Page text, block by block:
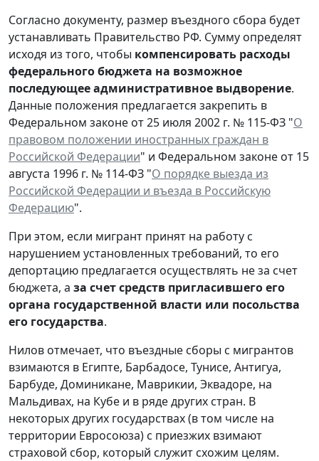
Согласно документу, размер въездного сбора будет
устанавливать Правительство РФ. Сумму определят
исходя из того, чтобы компенсировать расходы
федерального бюджета на возможное
последующее административное выдворение.
Данные положения предлагается закрепить в
Федеральном законе от 25 июля 2002 г. № 115-ФЗ "О
правовом положении иностранных граждан в
Российской Федерации" и Федеральном законе от 15
августа 1996 г. № 114-ФЗ "О порядке выезда из
Российской Федерации и въезда в Российскую
Федерацию".
При этом, если мигрант принят на работу с
нарушением установленных требований, то его
депортацию предлагается осуществлять не за счет
бюджета, а за счет средств пригласившего его
органа государственной власти или посольства
его государства.
Нилов отмечает, что въездные сборы с мигрантов
взимаются в Египте, Барбадосе, Тунисе, Антигуа,
Барбуде, Доминикане, Маврикии, Эквадоре, на
Мальдивах, на Кубе и в ряде других стран. В
некоторых других государствах (в том числе на
территории Евросоюза) с приезжих взимают
страховой сбор, который служит схожим целям.